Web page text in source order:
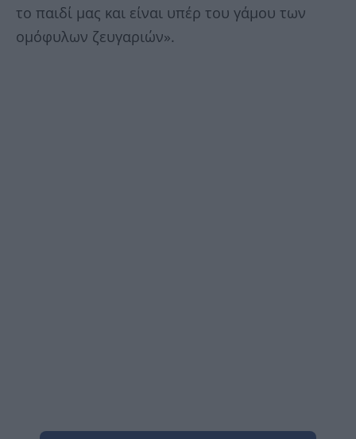
το παιδί μας και είναι υπέρ του γάμου των
ομόφυλων ζευγαριών».